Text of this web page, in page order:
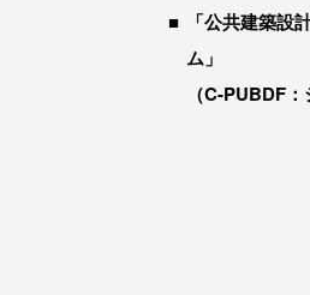
「公共建築設
ム」
（C-PUBDF